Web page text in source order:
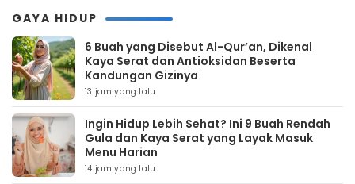
GAYA HIDUP
6 Buah yang Disebut Al-Qur’an, Dikenal
Kaya Serat dan Antioksidan Beserta
Kandungan Gizinya
13 jam yang lalu
Ingin Hidup Lebih Sehat? Ini 9 Buah Rendah
Gula dan Kaya Serat yang Layak Masuk
Menu Harian
14 jam yang lalu